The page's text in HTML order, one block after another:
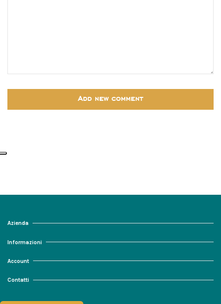
Add new comment
Azienda
Informazioni
Account
Contatti